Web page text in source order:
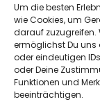
Um die besten
wie Cookies, um
darauf zuzugreifen.
ermöglichst Du uns
oder eindeutigen
oder Deine
Funktionen und
beeinträchtigen.
kein
lediglich der
Nutzung ist
ärztliche
unabhängig
Vorgaben zur